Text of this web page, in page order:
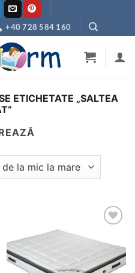
+40 728 584 160
ETICHETATE „SALTEA
în